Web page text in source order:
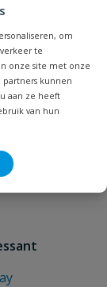
om
te
onze site met onze
partners kunnen
aan ze heeft
van hun